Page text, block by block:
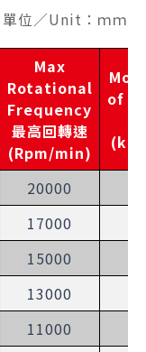
單位／Unit：ｍｍ
Max
Rotational
Frequency
最高回轉速
(Rpm/min)
of
(kg
20000
17000
15000
13000
11000